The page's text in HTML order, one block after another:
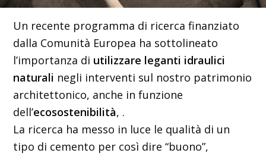
Un recente programma di ricerca finanziato
dalla Comunità Europea ha sottolineato
l’importanza di utilizzare leganti idraulici
naturali negli interventi sul nostro patrimonio
architettonico, anche in funzione
dell’ecosostenibilità, .
La ricerca ha messo in luce le qualità di un
tipo di cemento per così dire “buono”,